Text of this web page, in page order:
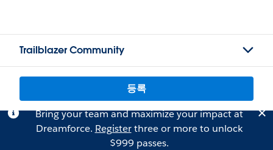
Trailblazer Community
등록
Bring your team and maximize your impact at
Dreamforce. Registerthree or more to unlock
$999 passes.